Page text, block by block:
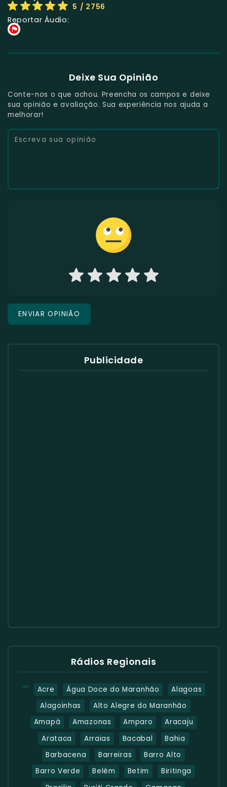
5 / 2756
Reportar Áudio:
Deixe Sua Opinião
Conte-nos o que achou. Preencha os campos e deixe
sua opinião e avaliação. Sua experiência nos ajuda a
melhorar!
Publicidade
Rádios Regionais
Acre Água Doce do Maranhão
Alagoas
Alagoinhas
Alto Alegre do Maranhão
Amapá
Amazonas Amparo
Aracaju
Arataca
Arraias Bacabal
Bahia
Barbacena
Barreiras
Barro Alto
Barro Verde
Belém Betim
Biritinga